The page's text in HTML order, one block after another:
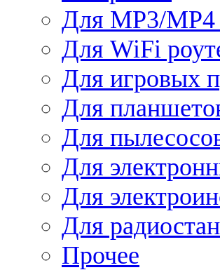
Для MP3/MP4
Для WiFi
Для игровых
Для
Для
Для
Для
Для
Прочее